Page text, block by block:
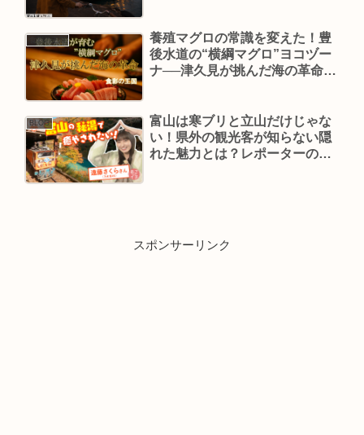
食彩の王国
養殖マグロの常識を変えた！豊
後水道の“横綱マグロ”ヨコヅー
ナ──津久見が挑んだ海の革命
BLOG
富山は寒ブリと立山だけじゃな
い！県外の観光客が知らない隠
れた魅力とは？レポーターの遠
スポンサーリンク